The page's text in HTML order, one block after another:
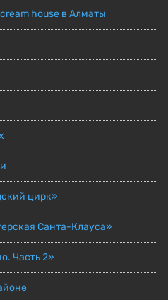
house в Алматы
цирк»
Санта-Клауса»
Часть 2»